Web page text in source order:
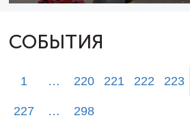
СОБЫТИЯ
1 … 220 221 222 223
227 … 298